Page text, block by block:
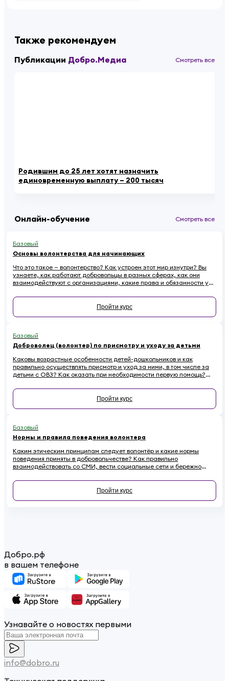
Также рекомендуем
Публикации Добро.Медиа Смотреть все
Родившим до 25 лет хотят назначить
единовременную выплату – 200 тысяч
Онлайн-обучение Смотреть все
Базовый
Основы волонтерства для начинающих
Что это такое — волонтерство? Как устроен этот мир изнутри? Вы
узнаете, как работают добровольцы в разных сферах, как они
взаимодействуют с организациями, какие права и обязанности у
распространенных ошибок.
Пройти курс
Базовый
Доброволец (волонтер) по присмотру и уходу за детьми
Каковы возрастные особенности детей-дошкольников и как
правильно осуществлять присмотр и уход за ними, в том числе за
детьми с ОВЗ? Как оказать при необходимости первую помощь?
добровольцев, работающих с детьми
Пройти курс
Базовый
Нормы и правила поведения волонтера
Каким этическим принципам следует волонтёр и какие нормы
поведения приняты в добровольчестве? Как правильно
взаимодействовать со СМИ, вести социальные сети и бережно
репутации? Если вы хотите стать осознанным и ответственным
волонтёром, этот онлайн-курс для вас.
Пройти курс
Добро.рф
в вашем телефоне
Узнавайте о новостях первыми
info@dobro.ru